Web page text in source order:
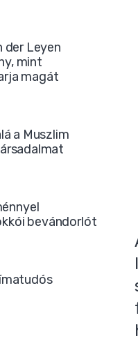
der Leyen
mint
magát
a Muszlim
bevándorlót